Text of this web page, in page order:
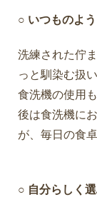
○ いつものよ
洗練された佇
っと馴染む扱
食洗機の使用
後は食洗機に
が、毎日の食
○ 自分らしく